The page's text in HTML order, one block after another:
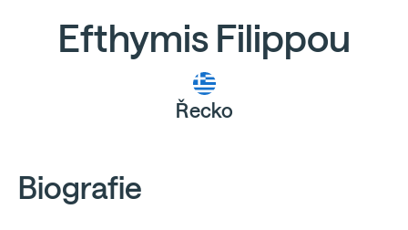
Efthymis Filippou
Řecko
Biografie